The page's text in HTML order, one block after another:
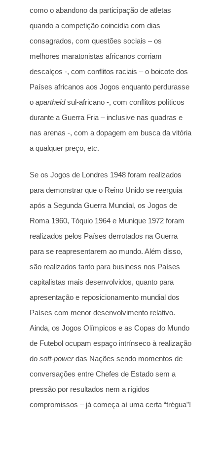
como o abandono da participação de atletas
quando a competição coincidia com dias
consagrados, com questões sociais – os
melhores maratonistas africanos corriam
descalços -, com conflitos raciais – o boicote dos
Países africanos aos Jogos enquanto perdurasse
o apartheidsul-africano -, com conflitos políticos
durante a Guerra Fria – inclusive nas quadras e
nas arenas -, com a dopagem em busca da vitória
a qualquer preço, etc.
Se os Jogos de Londres 1948 foram realizados
para demonstrar que o Reino Unido se reerguia
após a Segunda Guerra Mundial, os Jogos de
Roma 1960, Tóquio 1964 e Munique 1972 foram
realizados pelos Países derrotados na Guerra
para se reapresentarem ao mundo. Além disso,
são realizados tanto para business nos Países
capitalistas mais desenvolvidos, quanto para
apresentação e reposicionamento mundial dos
Países com menor desenvolvimento relativo.
Ainda, os Jogos Olímpicos e as Copas do Mundo
de Futebol ocupam espaço intrínseco à realização
do soft-powerdas Nações sendo momentos de
conversações entre Chefes de Estado sem a
pressão por resultados nem a rígidos
compromissos – já começa aí uma certa “trégua”!